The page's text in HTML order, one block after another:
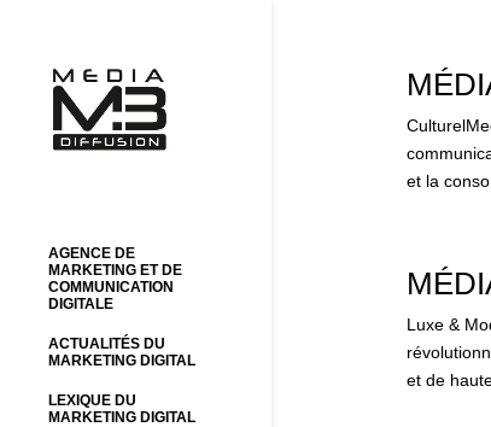
AGENCE DE
MARKETING ET DE
COMMUNICATION
DIGITALE
ACTUALITÉS DU
MARKETING DIGITAL
LEXIQUE DU
MARKETING DIGITAL
et la
Luxe &
et de